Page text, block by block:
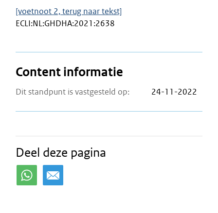
[voetnoot 2, terug naar tekst]
ECLI:NL:GHDHA:2021:2638
Content informatie
Dit standpunt is vastgesteld op: 24-11-2022
Deel deze pagina